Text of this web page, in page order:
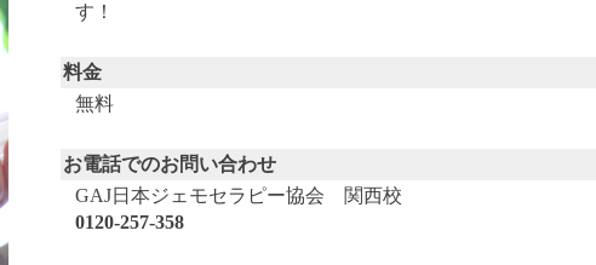
す！
料金
無料
お電話でのお問い合わせ
GAJ日本ジェモセラピー協会 関西校
0120-257-358